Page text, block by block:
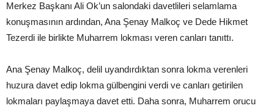
Merkez Başkanı Ali Ok’un salondaki davetlileri selamlama
konuşmasının ardından, Ana Şenay Malkoç ve Dede Hikmet
Tezerdi ile birlikte Muharrem lokması veren canları tanıttı.
Ana Şenay Malkoç, delil uyandırdıktan sonra lokma verenleri
huzura davet edip lokma gülbengini verdi ve canları getirilen
lokmaları paylaşmaya davet etti. Daha sonra, Muharrem orucu